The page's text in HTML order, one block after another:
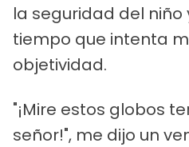
la seguridad del niño
tiempo que intenta
objetividad.
"¡Mire estos globos
señor!", me dijo un